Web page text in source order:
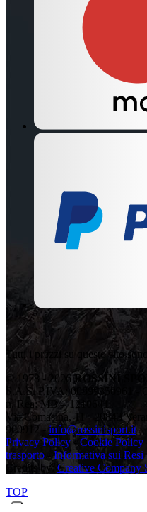
Tutti i prezzi su questo sito
© 1978 - 2026ROSSINI
S.A.S. P.IVA: 00899350961 -
n. Rea: MB – 1210641
Via Comasina, 11 - 20843
900912 - info@rossinisport.it
Privacy Policy -Cookie Policy
trasporto - Informativa sui Resi
Credits by: Creative Company
TOP